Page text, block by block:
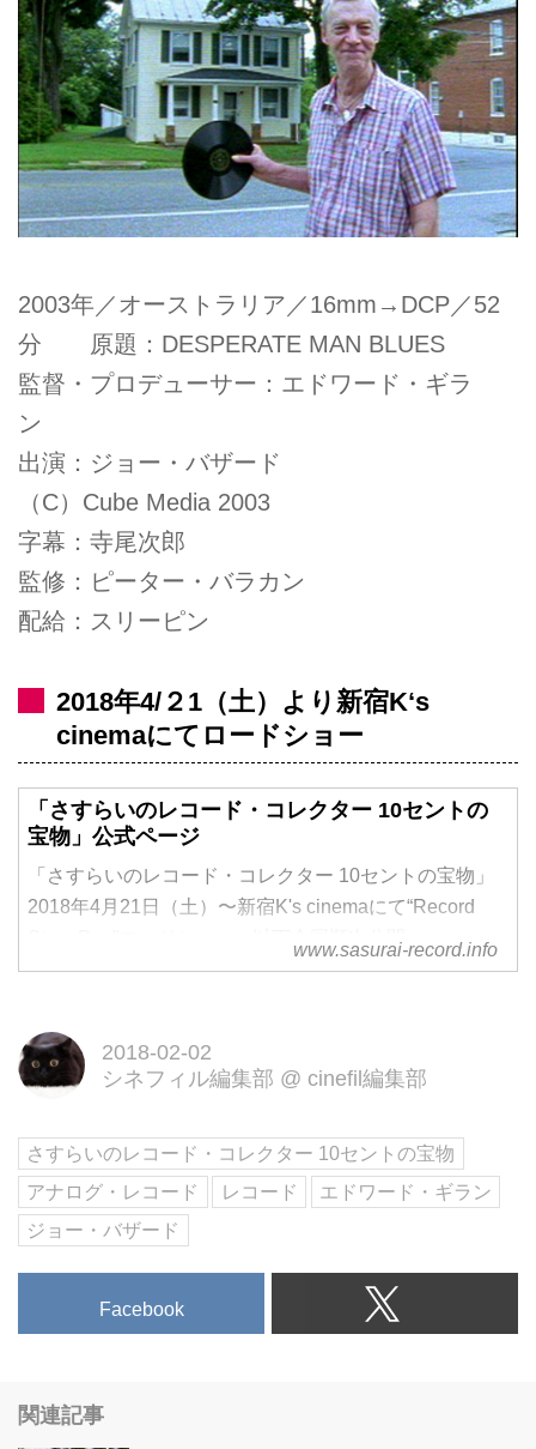
2003年／オーストラリア／16mm→DCP／52
分 原題：DESPERATE MAN BLUES
監督・プロデューサー：エドワード・ギラ
ン
出演：ジョー・バザード
（C）Cube Media 2003
字幕：寺尾次郎
監修：ピーター・バラカン
配給：スリーピン
2018年4/２1（土）より新宿K‘s
cinemaにてロードショー
「さすらいのレコード・コレクター 10セントの
宝物」公式ページ
「さすらいのレコード・コレクター 10セントの宝物」
2018年4月21日（土）〜新宿K's cinemaにて“Record
Store Day”ロードショー、以下全国順次公開
www.sasurai-record.info
2018-02-02
シネフィル編集部 @ cinefil編集部
さすらいのレコード・コレクター 10セントの宝物
アナログ・レコード
レコード
エドワード・ギラン
ジョー・バザード
Facebook
関連記事